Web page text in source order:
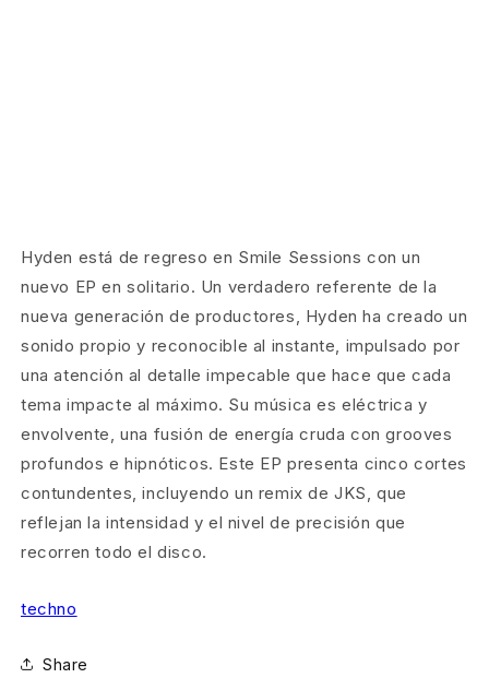
Hyden está de regreso en Smile Sessions con un
nuevo EP en solitario. Un verdadero referente de la
nueva generación de productores, Hyden ha creado un
sonido propio y reconocible al instante, impulsado por
una atención al detalle impecable que hace que cada
tema impacte al máximo. Su música es eléctrica y
envolvente, una fusión de energía cruda con grooves
profundos e hipnóticos. Este EP presenta cinco cortes
contundentes, incluyendo un remix de JKS, que
reflejan la intensidad y el nivel de precisión que
recorren todo el disco.
techno
Share